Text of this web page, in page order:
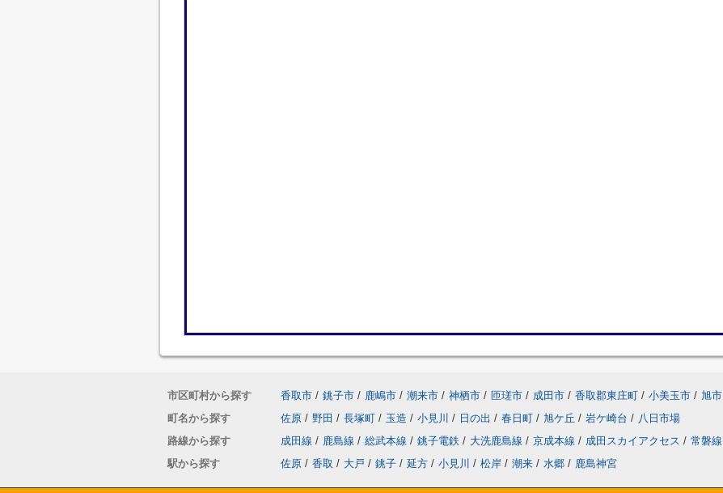
市区町村から探す 香取市 / 銚子市 / 鹿嶋市 / 潮来市 / 神栖市 / 匝瑳市 / 成田市 / 香取郡東庄町 / 小美玉市 / 旭市
町名から探す
佐原 / 野田 / 長塚町 / 玉造 / 小見川 / 日の出 / 春日町 / 旭ケ丘 / 岩ケ崎台 / 八日市場
路線から探す
成田線 / 鹿島線 / 総武本線 / 銚子電鉄 / 大洗鹿島線 / 京成本線 / 成田スカイアクセス / 常磐線
駅から探す
佐原 / 香取 / 大戸 / 銚子 / 延方 / 小見川 / 松岸 / 潮来 / 水郷 / 鹿島神宮